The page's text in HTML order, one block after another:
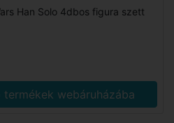
Han Solo 4dbos figura szett
termékek webáruházába